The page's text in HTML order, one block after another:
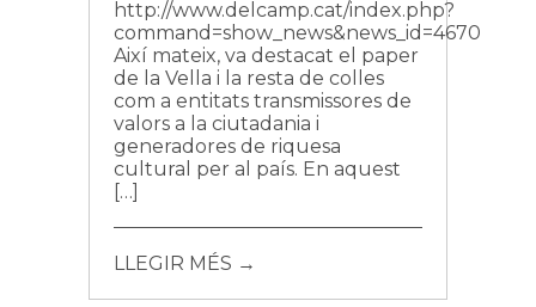
http://www.delcamp.cat/index.php?
command=show_news&news_id=4670
Així mateix, va destacat el paper
de la Vella i la resta de colles
com a entitats transmissores de
valors a la ciutadania i
generadores de riquesa
cultural per al país. En aquest
[…]
LLEGIR MÉS →